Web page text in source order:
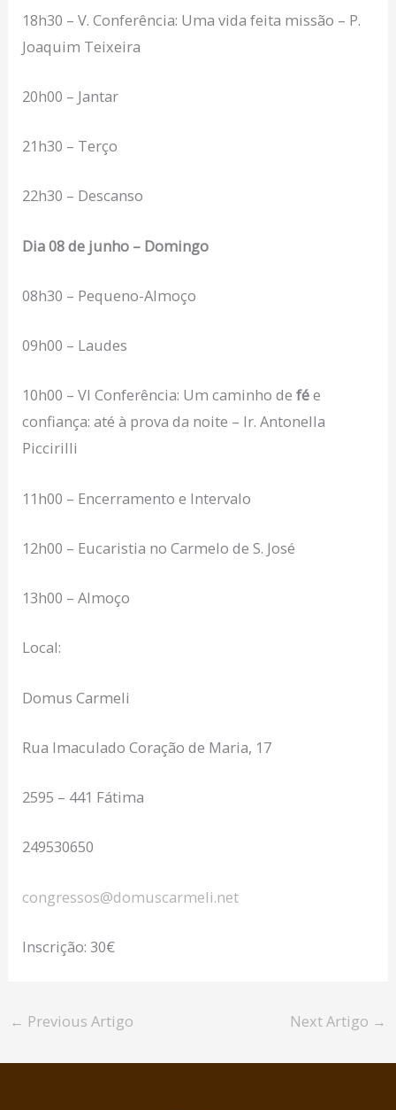
18h30 – V. Conferência: Uma vida feita missão – P.
Joaquim Teixeira
20h00 – Jantar
21h30 – Terço
22h30 – Descanso
Dia 08 de junho – Domingo
08h30 – Pequeno-Almoço
09h00 – Laudes
10h00 – VI Conferência: Um caminho defée
confiança: até à prova da noite – Ir. Antonella
Piccirilli
11h00 – Encerramento e Intervalo
12h00 – Eucaristia no Carmelo de S. José
13h00 – Almoço
Local:
Domus Carmeli
Rua Imaculado Coração de Maria, 17
2595 – 441 Fátima
249530650
congressos@domuscarmeli.net
Inscrição: 30€
← Previous Artigo Next Artigo →